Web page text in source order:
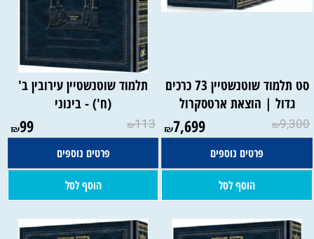
סט תלמוד שוטנשטיין 73 כרכים
גדול | הוצאת ארטסקרול
₪9,300
₪7,699
פרטים נוספים
הוסף לסל
תלמוד שוטנשטיין עירובין ב'
(ח') - בינוני
₪113
₪99
פרטים נוספים
הוסף לסל